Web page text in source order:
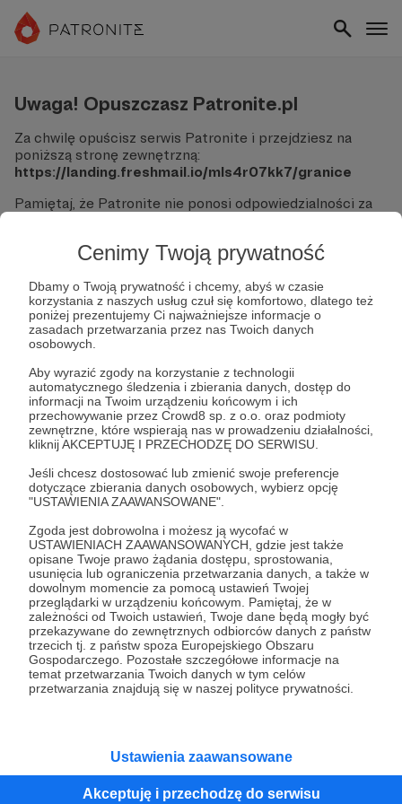
Cenimy Twoją prywatność
Dbamy o Twoją prywatność i chcemy, abyś w czasie
korzystania z naszych usług czuł się komfortowo, dlatego też
poniżej prezentujemy Ci najważniejsze informacje o
zasadach przetwarzania przez nas Twoich danych
osobowych.
Aby wyrazić zgody na korzystanie z technologii
automatycznego śledzenia i zbierania danych, dostęp do
informacji na Twoim urządzeniu końcowym i ich
przechowywanie przez Crowd8 sp. z o.o. oraz podmioty
zewnętrzne, które wspierają nas w prowadzeniu działalności,
kliknij AKCEPTUJĘ I PRZECHODZĘ DO SERWISU.
Jeśli chcesz dostosować lub zmienić swoje preferencje
dotyczące zbierania danych osobowych, wybierz opcję
"USTAWIENIA ZAAWANSOWANE".
Zgoda jest dobrowolna i możesz ją wycofać w
USTAWIENIACH ZAAWANSOWANYCH, gdzie jest także
opisane Twoje prawo żądania dostępu, sprostowania,
usunięcia lub ograniczenia przetwarzania danych, a także w
dowolnym momencie za pomocą ustawień Twojej
przeglądarki w urządzeniu końcowym. Pamiętaj, że w
zależności od Twoich ustawień, Twoje dane będą mogły być
przekazywane do zewnętrznych odbiorców danych z państw
trzecich tj. z państw spoza Europejskiego Obszaru
Gospodarczego. Pozostałe szczegółowe informacje na
temat przetwarzania Twoich danych w tym celów
przetwarzania znajdują się w naszej polityce prywatności.
Ustawienia zaawansowane
Akceptuję i przechodzę do serwisu
Uwaga! Opuszczasz Patronite.pl
Za chwilę opuścisz serwis Patronite i przejdziesz na
poniższą stronę zewnętrzną:
https://landing.freshmail.io/mls4r07kk7/granice
Pamiętaj, że Patronite nie ponosi odpowiedzialności za
Nie podawaj swoich danych logowania ani informacji
finansowych na podjerzanych stronach.
Sprawdź dokładnie adres URL, zanim klikniesz przycisk
"Tak, przejdź do strony".
Jeśli masz wątpliwości, wróć do Patronite i zweryfikuj
link.
Czy na pewno chcesz kontynuować?
Tak, przejdź do strony
Kategorie
O Patronite
Dodatkowe produkty
Pomoc
RegulaminPolityka prywatnościPatronite Commons
Unia Europejska